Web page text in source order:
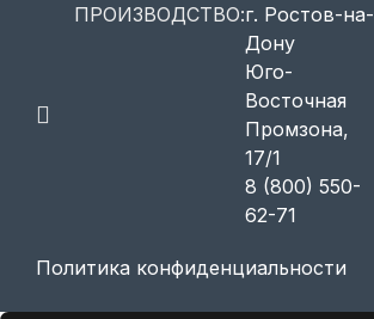
ПРОИЗВОДСТВО:г. Ростов-на-
Дону
Юго-
Восточная
Промзона,
17/1
8 (800) 550-
62-71
Политика конфиденциальности